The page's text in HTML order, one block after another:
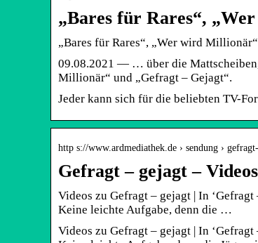
„Bares für Rares“,
„Bares für Rares“, „Wer wird
09.08.2021 — … über die Mattscheiben,
Millionär“ und „Gefragt – Gejagt“.
Jeder kann sich für die beliebten TV-
http s://www.ardmediathek.de › sendung ›
Gefragt – gejagt –
Videos zu Gefragt – gejagt | In
Keine leichte Aufgabe, denn die …
Videos zu Gefragt – gejagt | In